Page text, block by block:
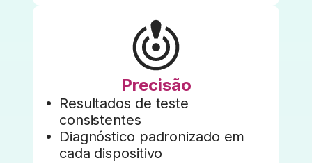
Precisão
Resultados de teste
consistentes
Diagnóstico padronizado em
cada dispositivo